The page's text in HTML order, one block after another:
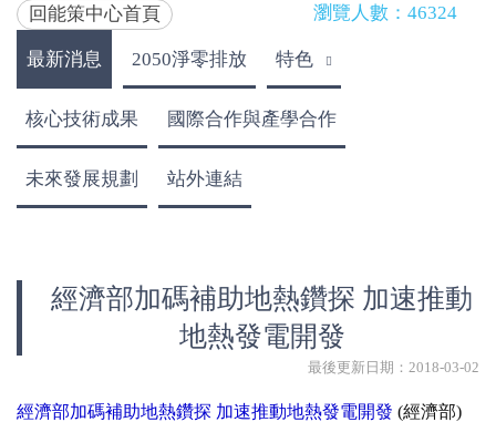
回能策中心首頁 瀏覽人數：46324
最新消息 2050淨零排放 特色
核心技術成果 國際合作與產學合作
未來發展規劃 站外連結
經濟部加碼補助地熱鑽探 加速推動
地熱發電開發
最後更新日期：2018-03-02
經濟部加碼補助地熱鑽探 加速推動地熱發電開發 (經濟部)